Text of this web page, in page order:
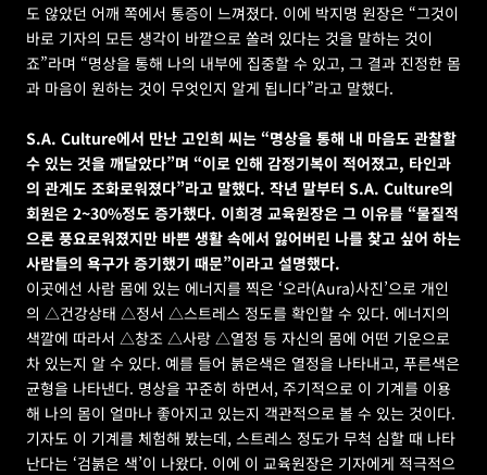
도 않았던 어깨 쪽에서 통증이 느껴졌다. 이에 박지명 원장은 “그것이
바로 기자의 모든 생각이 바깥으로 쏠려 있다는 것을 말하는 것이
죠”라며 “명상을 통해 나의 내부에 집중할 수 있고, 그 결과 진정한 몸
과 마음이 원하는 것이 무엇인지 알게 됩니다”라고 말했다.
S.A. Culture에서 만난 고인희 씨는 “명상을 통해 내 마음도 관찰할
수 있는 것을 깨달았다”며 “이로 인해 감정기복이 적어졌고, 타인과
의 관계도 조화로워졌다”라고 말했다. 작년 말부터 S.A. Culture의
회원은 2~30%정도 증가했다. 이희경 교육원장은 그 이유를 “물질적
으론 풍요로워졌지만 바쁜 생활 속에서 잃어버린 나를 찾고 싶어 하는
사람들의 욕구가 증기했기 때문”이라고 설명했다.
이곳에선 사람 몸에 있는 에너지를 찍은 ‘오라(Aura)사진’으로 개인
의 △건강상태 △정서 △스트레스 정도를 확인할 수 있다. 에너지의
색깔에 따라서 △창조 △사랑 △열정 등 자신의 몸에 어떤 기운으로
차 있는지 알 수 있다. 예를 들어 붉은색은 열정을 나타내고, 푸른색은
균형을 나타낸다. 명상을 꾸준히 하면서, 주기적으로 이 기계를 이용
해 나의 몸이 얼마나 좋아지고 있는지 객관적으로 볼 수 있는 것이다.
기자도 이 기계를 체험해 봤는데, 스트레스 정도가 무척 심할 때 나타
난다는 ‘검붉은 색’이 나왔다. 이에 이 교육원장은 기자에게 적극적으